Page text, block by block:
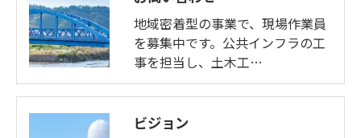
地域密着型の事業で、現場作業員
を募集中です。公共インフラの工
事を担当し、土木工…
ビジョン